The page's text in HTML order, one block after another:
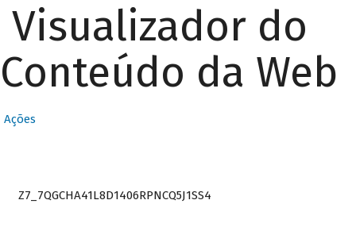
Visualizador do
Conteúdo da Web
Ações
Z7_7QGCHA41L8D1406RPNCQ5J1SS4